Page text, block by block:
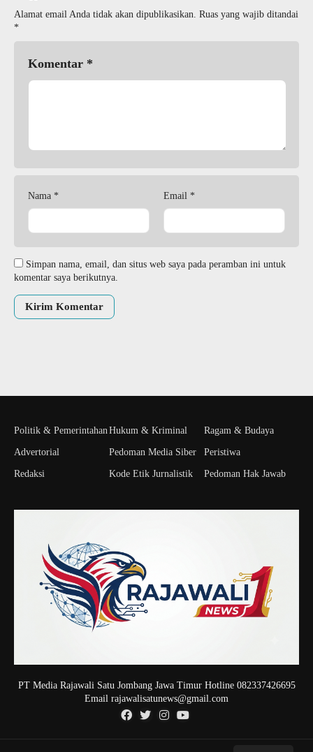
Alamat email Anda tidak akan dipublikasikan. Ruas yang wajib ditandai
*
Komentar *
Nama * Email *
Simpan nama, email, dan situs web saya pada peramban ini untuk
komentar saya berikutnya.
Politik & Pemerintahan
Advertorial
Redaksi
Hukum & Kriminal
Pedoman Media Siber
Kode Etik Jurnalistik
Ragam & Budaya
Peristiwa
Pedoman Hak Jawab
PT Media Rajawali Satu Jombang Jawa Timur Hotline 082337426695
Email rajawalisatunews@gmail.com